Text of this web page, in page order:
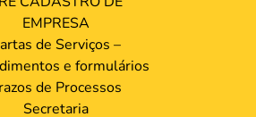
EMPRESA
de Serviços –
e formulários
de Processos
Secretaria